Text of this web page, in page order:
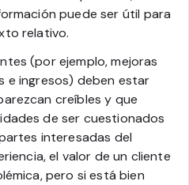
puede ser útil para
relativo.
(por ejemplo, mejoras
e ingresos) deben estar
creíbles y que
de ser cuestionados
interesadas del
el valor de un cliente
pero si está bien